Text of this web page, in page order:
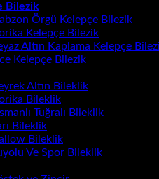
Bilezik
Örgü Kelepçe Bilezik
Kelepçe Bilezik
Altın Kaplama Kelepçe
Kelepçe Bilezik
Altın Bileklik
Bileklik
Tuğralı Bileklik
Bileklik
Bileklik
Ve Spor Bileklik